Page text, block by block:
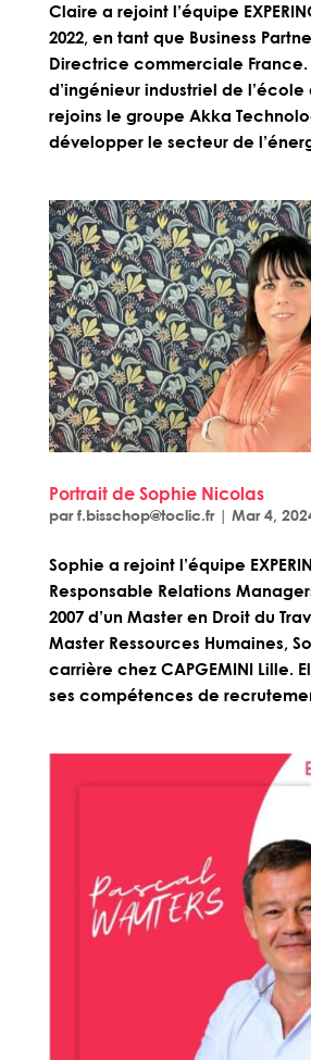
Claire a rejoint l’équipe
2022, en tant que Business
Directrice commerciale
d’ingénieur industriel de l’école
rejoins le groupe Akka
développer le secteur de
Portrait de Sophie Nicolas
parf.bisschop@toclic.fr| Mar 4,
Sophie a rejoint l’équipe
Responsable Relations
2007 d’un Master en Droit du
Master Ressources Humaines,
carrière chez CAPGEMINI Lille.
ses compétences de